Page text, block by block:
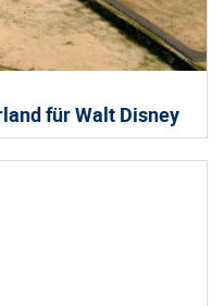
für Walt Disney